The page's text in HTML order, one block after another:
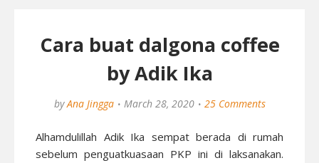
Cara buat dalgona coffee
by Adik Ika
by Ana Jingga March 28, 2020 25 Comments
Alhamdulillah Adik Ika sempat berada di rumah
sebelum penguatkuasaan PKP ini di laksanakan.